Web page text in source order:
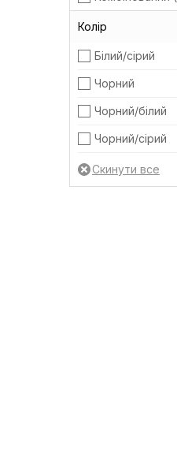
Колір
Білий/сірий
Чорний
Чорний/білий
Чорний/сірий